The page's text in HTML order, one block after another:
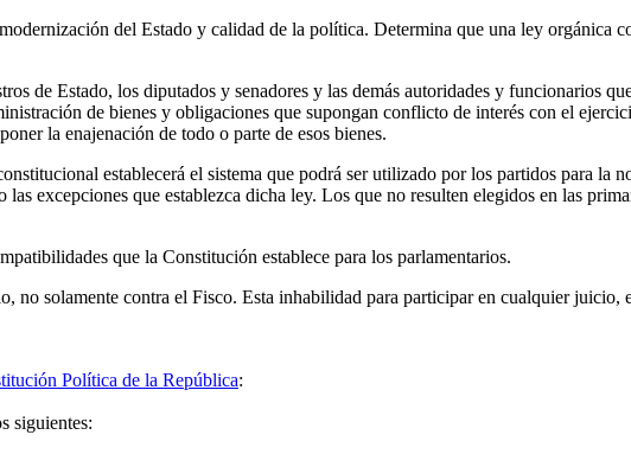
del Estado y calidad de la política. Determina que una ley orgánica
de Estado, los diputados y senadores y las demás autoridades y funcionarios
de bienes y obligaciones que supongan conflicto de interés con el
la enajenación de todo o parte de esos bienes.
establecerá el sistema que podrá ser utilizado por los partidos para la
excepciones que establezca dicha ley. Los que no resulten elegidos en las
que la Constitución establece para los parlamentarios.
no solamente contra el Fisco. Esta inhabilidad para participar en cualquier juicio,
Política de la República:
siguientes: